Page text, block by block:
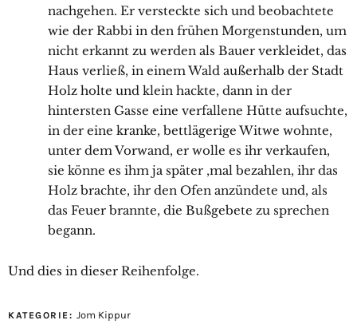
nachgehen. Er versteckte sich und beobachtete
wie der Rabbi in den frühen Morgenstunden, um
nicht erkannt zu werden als Bauer verkleidet, das
Haus verließ, in einem Wald außerhalb der Stadt
Holz holte und klein hackte, dann in der
hintersten Gasse eine verfallene Hütte aufsuchte,
in der eine kranke, bettlägerige Witwe wohnte,
unter dem Vorwand, er wolle es ihr verkaufen,
sie könne es ihm ja später ‚mal bezahlen, ihr das
Holz brachte, ihr den Ofen anzündete und, als
das Feuer brannte, die Bußgebete zu sprechen
begann.
Und dies in dieser Reihenfolge.
KATEGORIE: Jom Kippur